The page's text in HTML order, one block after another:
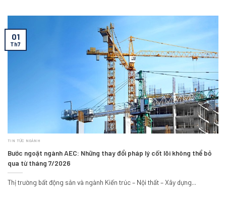
TIN TỨC NGÀNH
Bước ngoặt ngành AEC: Những thay đổi pháp lý cốt lõi không thể bỏ
qua từ tháng 7/2026
Thị trường bất động sản và ngành Kiến trúc – Nội thất – Xây dựng...
01
Th7